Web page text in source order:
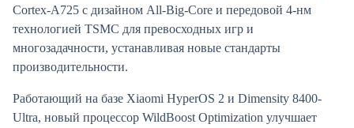
Cortex-A725 с дизайном All-Big-Core и передовой 4-нм
технологией TSMC для превосходных игр и
многозадачности, устанавливая новые стандарты
производительности.
Работающий на базе Xiaomi HyperOS 2 и Dimensity 8400-
Ultra, новый процессор WildBoost Optimization улучшает